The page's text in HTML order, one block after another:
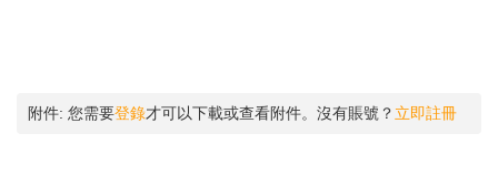
附件: 您需要登錄才可以下載或查看附件。沒有賬號？ 立即註冊